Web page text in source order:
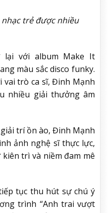
trẻ được nhiều
lại với album Make It
màu sắc disco funky.
vai trò ca sĩ, Đinh Mạnh
nhiều giải thưởng âm
trí ồn ào, Đinh Mạnh
ảnh nghệ sĩ thực lực,
trì và niềm đam mê
tục thu hút sự chú ý
trình “Anh trai vượt